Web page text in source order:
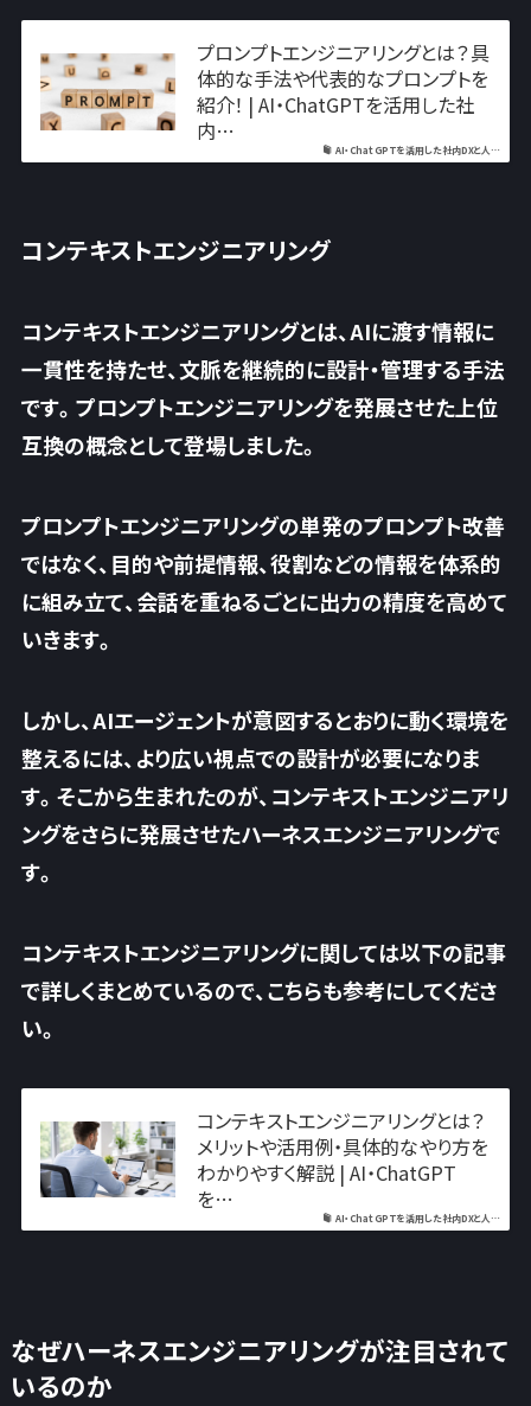
AI・ChatGPTを活用した社内DXと人…
プロンプトエンジニアリングとは？具
体的な手法や代表的なプロンプトを
紹介！ | AI・ChatGPTを活用した社
内…
コンテキストエンジニアリング
コンテキストエンジニアリングとは、AIに渡す情報に
一貫性を持たせ、文脈を継続的に設計・管理する手法
です。プロンプトエンジニアリングを発展させた上位
互換の概念として登場しました。
プロンプトエンジニアリングの単発のプロンプト改善
ではなく、目的や前提情報、役割などの情報を体系的
に組み立て、会話を重ねるごとに出力の精度を高めて
いきます。
しかし、AIエージェントが意図するとおりに動く環境を
整えるには、 より広い視点での設計が必要になりま
す。そこから生まれたのが、コンテキストエンジニアリ
ングをさらに発展させたハーネスエンジニアリングで
す。
コンテキストエンジニアリングに関しては以下の記事
で詳しくまとめているので、こちらも参考にしてくださ
い。
AI・ChatGPTを活用した社内DXと人…
コンテキストエンジニアリングとは？
メリットや活用例・具体的なやり方を
わかりやすく解説 | AI・ChatGPT
を…
なぜハーネスエンジニアリングが注目されて
いるのか